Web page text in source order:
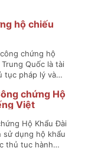
hộ chiếu
chứng hộ
Quốc là tài
tục pháp lý và…
chứng Hộ
Việt
Hộ Khẩu Đài
sử dụng hộ khẩu
thủ tục hành…